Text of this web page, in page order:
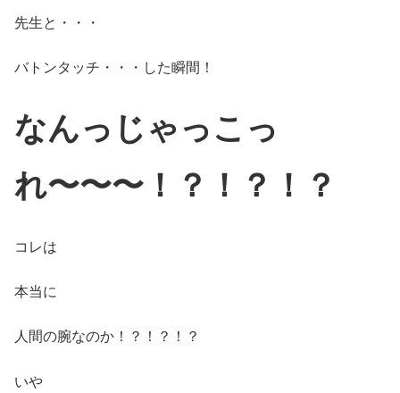
先生と・・・
バトンタッチ・・・した瞬間！
なんっじゃっこっ
れ〜〜〜！？！？！？
コレは
本当に
人間の腕なのか！？！？！？
いや